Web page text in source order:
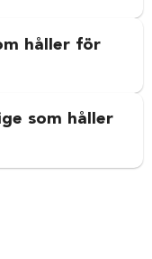
håller för
som håller